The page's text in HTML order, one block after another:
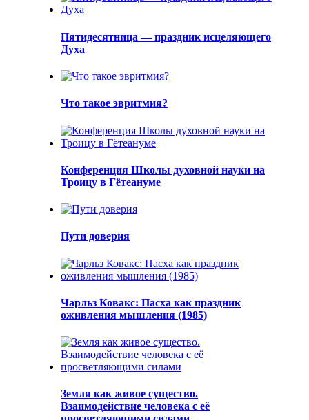
Пятидесятница — праздник исцеляющего
Духа
Что такое эвритмия?
Конференция Школы духовной науки на
Троицу в Гётеануме
Пути доверия
Чарльз Ковакс: Пасха как праздник
оживления мышления (1985)
Земля как живое существо.
Взаимодействие человека с её